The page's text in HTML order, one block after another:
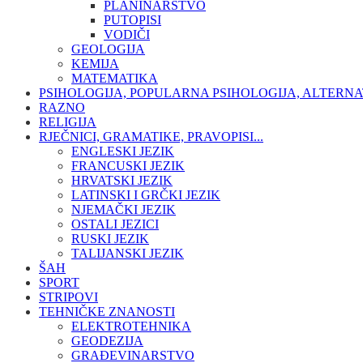
PLANINARSTVO
PUTOPISI
VODIČI
GEOLOGIJA
KEMIJA
MATEMATIKA
PSIHOLOGIJA, POPULARNA PSIHOLOGIJA,
RAZNO
RELIGIJA
RJEČNICI, GRAMATIKE, PRAVOPISI...
ENGLESKI JEZIK
FRANCUSKI JEZIK
HRVATSKI JEZIK
LATINSKI I GRČKI JEZIK
NJEMAČKI JEZIK
OSTALI JEZICI
RUSKI JEZIK
TALIJANSKI JEZIK
ŠAH
SPORT
STRIPOVI
TEHNIČKE ZNANOSTI
ELEKTROTEHNIKA
GEODEZIJA
GRAĐEVINARSTVO